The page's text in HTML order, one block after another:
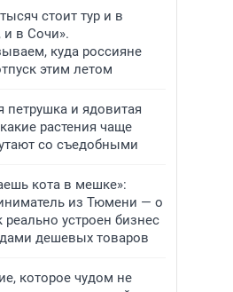
стоит тур и в
и в Сочи».
куда россияне
этим летом
петрушка и ядовитая
растения чаще
со съедобными
кота в мешке»:
из Тюмени — о
реально устроен бизнес
дешевых товаров
которое чудом не